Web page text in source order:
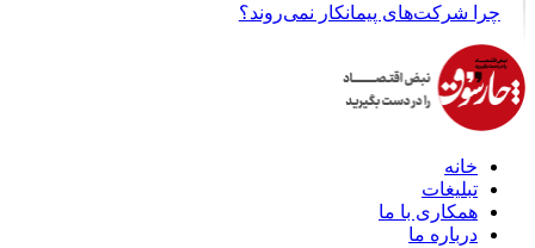
چرا شرکت‌های پیمانکار نمی‌روند؟
خانه
تبلیغات
همکاری با ما
درباره ما